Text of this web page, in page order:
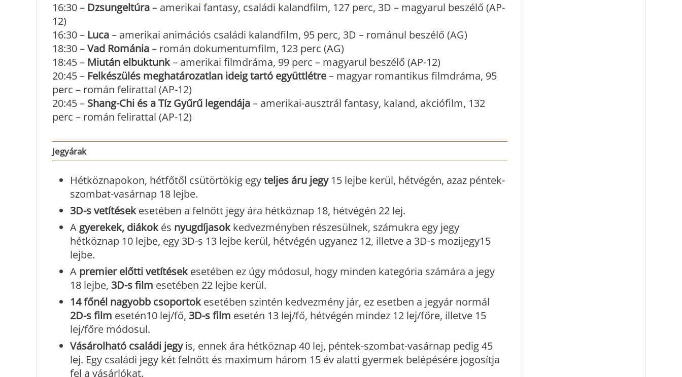
16:30 – Dzsungeltúra– amerikai fantasy, családi kalandfilm, 127 perc, 3D – magyarul beszélő (AP-
12)
16:30 – Luca– amerikai animációs családi kalandfilm, 95 perc, 3D – románul beszélő (AG)
18:30 –Vad Románia– román dokumentumfilm, 123 perc (AG)
18:45 – Miután elbuktunk– amerikai filmdráma, 99 perc – magyarul beszélő (AP-12)
20:45 – Felkészülés meghatározatlan ideig tartó együttlétre– magyar romantikus filmdráma, 95
perc – román felirattal (AP-12)
20:45 – Shang-Chi és a Tíz Gyűrű legendája– amerikai-ausztrál fantasy, kaland, akciófilm, 132
perc – román felirattal (AP-12)
Jegyárak
Hétköznapokon, hétfőtől csütörtökig egyteljes áru jegy15 lejbe kerül, hétvégén, azaz péntek-
szombat-vasárnap 18 lejbe.
3D-s vetítésekesetében a felnőtt jegy ára hétköznap 18, hétvégén 22 lej.
Agyerekek, diákokés nyugdíjasokkedvezményben részesülnek, számukra egy jegy
hétköznap 10 lejbe, egy 3D-s 13 lejbe kerül, hétvégén ugyanez 12, illetve a 3D-s mozijegy15
lejbe.
A premier előtti vetítésekesetében ez úgy módosul, hogy minden kategória számára a jegy
18 lejbe, 3D-s film esetében 22 lejbe kerül.
14 főnél nagyobb csoportokesetében szintén kedvezmény jár, ez esetben a jegyár normál
2D-s film esetén10 lej/fő, 3D-s film esetén 13 lej/fő, hétvégén mindez 12 lej/főre, illetve 15
lej/főre módosul.
Vásárolható családi jegyis, ennek ára hétköznap 40 lej, péntek-szombat-vasárnap pedig 45
lej. Egy családi jegy két felnőtt és maximum három 15 év alatti gyermek belépésére jogosítja
fel a vásárlókat.